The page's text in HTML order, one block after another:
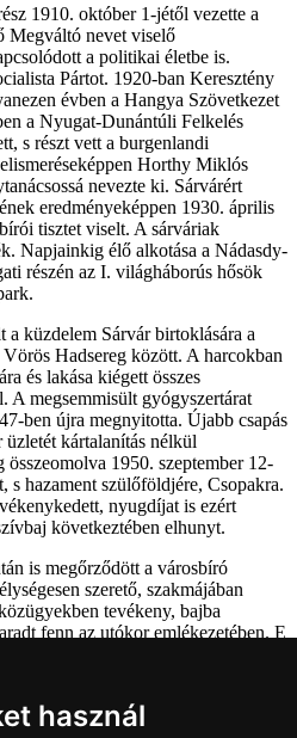
használ
1910. október 1-jétől vezette a
Megváltó nevet viselő
a politikai életbe is.
Pártot. 1920-ban Keresztény
évben a Hangya Szövetkezet
a Nyugat-Dunántúli Felkelés
s részt vett a burgenlandi
Horthy Miklós
nevezte ki. Sárvárért
eredményeképpen 1930. április
tisztet viselt. A sárváriak
Napjainkig élő alkotása a Nádasdy-
részén az I. világháborús hősök
küzdelem Sárvár birtoklására a
Hadsereg között. A harcokban
és lakása kiégett összes
A megsemmisült gyógyszertárat
ben újra megnyitotta. Újabb csapás
kártalanítás nélkül
1950. szeptember 12-
s hazament szülőföldjére, Csopakra.
nyugdíjat is ezért
következtében elhunyt.
is megőrződött a városbíró
szerető, szakmájában
tevékeny, bajba
fenn az utókor emlékezetében. E